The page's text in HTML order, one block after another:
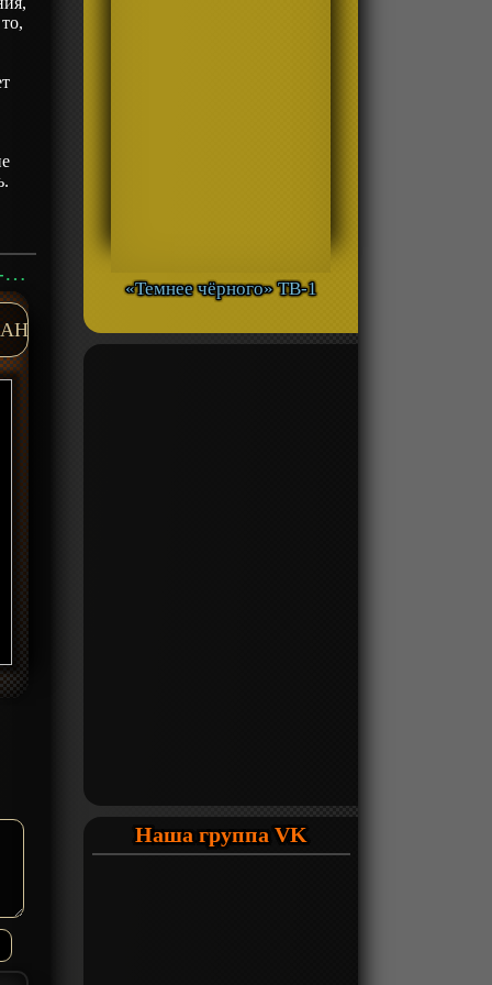
Аниме «Принц соседней страны обожает злодейку» ТВ-1 смотреть онлайн
AH
«Темнее чёрного» ТВ-1
Наша группа VK